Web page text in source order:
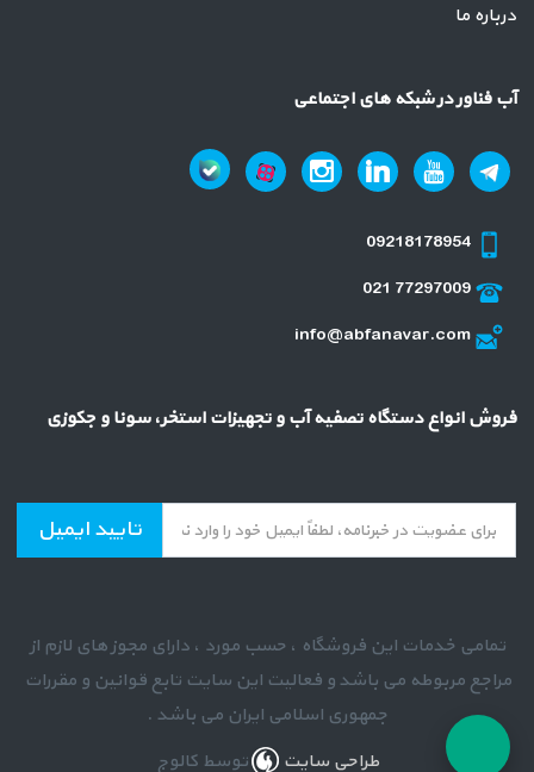
درباره ما
آب فناور در شبکه های اجتماعی
09218178954
021 77297009
info@abfanavar.com
فروش انواع دستگاه تصفیه آب و تجهیزات استخر، سونا و جکوزی
تایید ایمیل
تمامی خدمات این فروشگاه ، حسب مورد ، دارای مجوز های لازم از
مراجع مربوطه می باشد و فعالیت این سایت تابع قوانین و مقررات
جمهوری اسلامی ایران می باشد .
طراحی سایت
توسط کالوج